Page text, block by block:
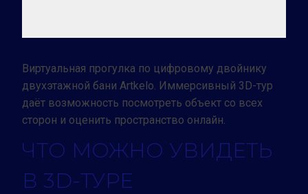
Виртуальная прогулка по цифровому двойнику
двухэтажной бани Artkelo. Иммерсивный 3D-тур
даёт возможность посмотреть объект со всех
сторон и оценить пространство онлайн.
ЧТО МОЖНО УВИДЕТЬ
В 3D-ТУРЕ